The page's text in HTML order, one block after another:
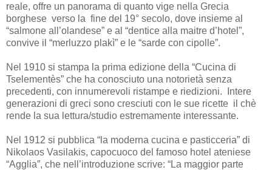
reale, offre un panorama di quanto vige nella Grecia
borghese verso la fine del 19° secolo, dove insieme al
“salmone all’olandese” e al “dentice alla maitre d’hotel”,
convive il “merluzzo plakì” e le “sarde con cipolle”.
Nel 1910 si stampa la prima edizione della “Cucina di
Tselementès” che ha conosciuto una notorietà senza
precedenti, con innumerevoli ristampe e riedizioni. Intere
generazioni di greci sono cresciuti con le sue ricette il chè
rende la sua lettura/studio estremamente interessante.
Nel 1912 si pubblica “la moderna cucina e pasticceria” di
Nikolaos Vasilakis, capocuoco del famoso hotel ateniese
“Agglia”, che nell’introduzione scrive: “La maggior parte